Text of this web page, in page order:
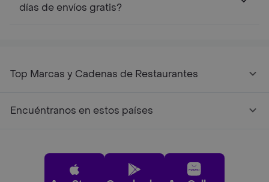
días de envíos gratis?
Top Marcas y Cadenas de Restaurantes
Encuéntranos en estos países